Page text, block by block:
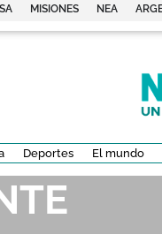
MISIONES NEA
Deportes El mundo